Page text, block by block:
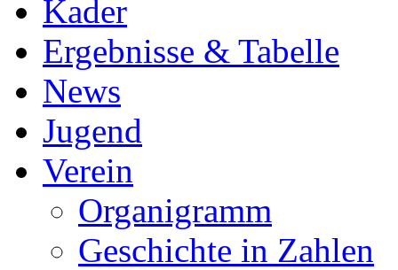
Kader
Ergebnisse & Tabelle
News
Jugend
Verein
Organigramm
Geschichte in Zahlen